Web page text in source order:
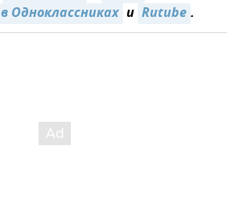
в Одноклассниках и Rutube.